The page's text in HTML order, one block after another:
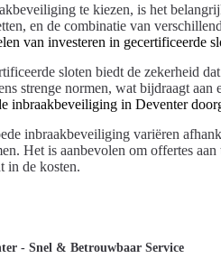
te kiezen, is het
en de combinatie van
van investeren in gecertificeerde
sloten biedt de zekerheid
strenge normen, wat bijdraagt aan
inbraakbeveiliging in Deventer
inbraakbeveiliging variëren
Het is aanbevolen om offertes
in de kosten.
- Snel & Betrouwbaar Service